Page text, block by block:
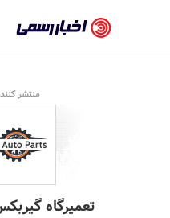
-
شده
منتشر
تعمیرگاه